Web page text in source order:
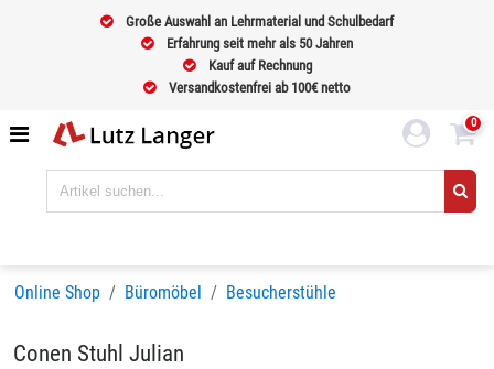
Große Auswahl an Lehrmaterial und Schulbedarf
Erfahrung seit mehr als 50 Jahren
Kauf auf Rechnung
Versandkostenfrei ab 100€ netto
0
Online Shop Büromöbel Besucherstühle
Conen Stuhl Julian